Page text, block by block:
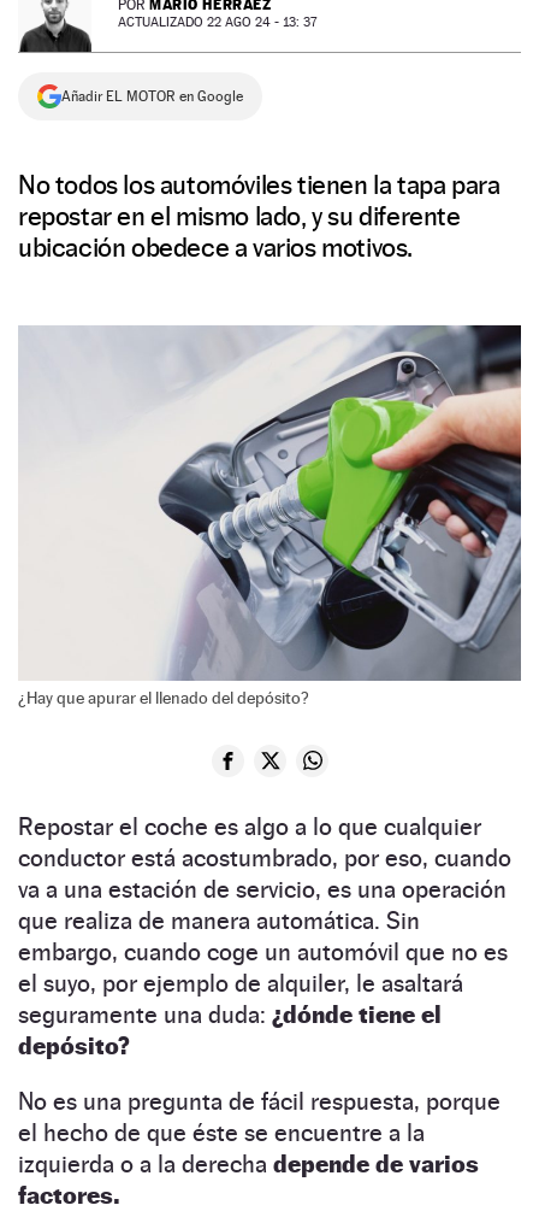
NEWSLETTER
SÍGUENOS
POR MARIO HERRÁEZ
ACTUALIZADO 22 AGO 24 - 13: 37
Añadir EL MOTOR en Google
No todos los automóviles tienen la tapa para
repostar en el mismo lado, y su diferente
ubicación obedece a varios motivos.
¿Hay que apurar el llenado del depósito?
Repostar el coche es algo a lo que cualquier
conductor está acostumbrado, por eso, cuando
va a una estación de servicio, es una operación
que realiza de manera automática. Sin
embargo, cuando coge un automóvil que no es
el suyo, por ejemplo de alquiler, le asaltará
seguramente una duda: ¿dónde tiene el
depósito?
No es una pregunta de fácil respuesta, porque
el hecho de que éste se encuentre a la
izquierda o a la derecha depende de varios
factores.